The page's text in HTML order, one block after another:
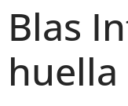
Blas
huella